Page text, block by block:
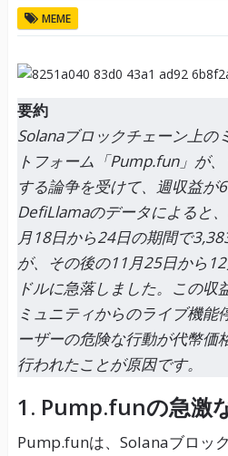
MEME
要約
Solanaブロックチェーン上の
トフォーム「Pump.fun」が
する論争を受けて、週収益が
DefiLlamaのデータによると
月18日から24日の期間で
が、その後の11月25日から
ドルに急落しました。この収
ミュニティからのライブ機能
ーザーの危険な行動が代幣価
行われたことが原因です。
1. Pump.funの急激
Pump.funは、Solanaブロッ